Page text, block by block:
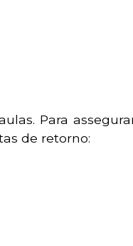
Para
de retorno: